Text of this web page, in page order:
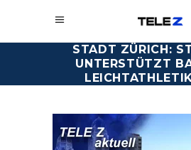
STADT ZÜRICH:
UNTERSTÜTZT